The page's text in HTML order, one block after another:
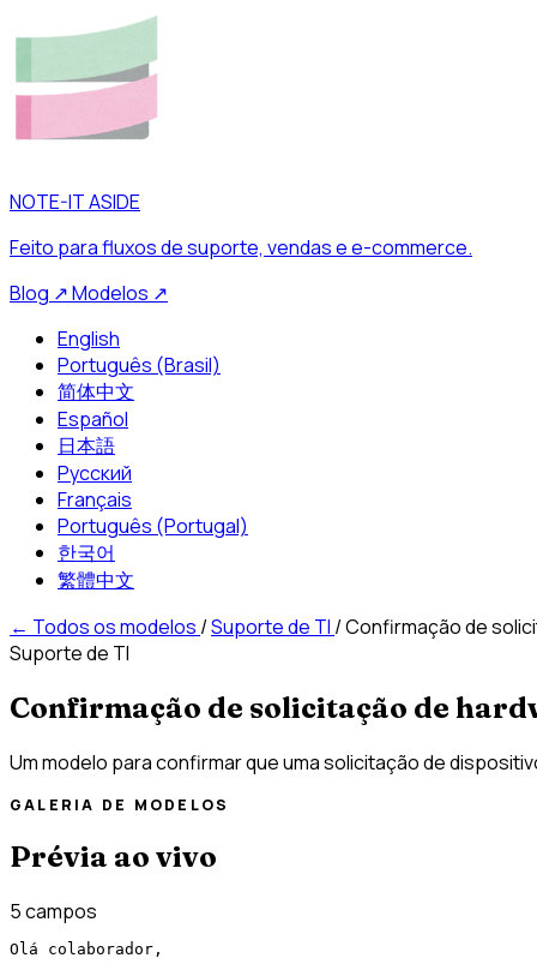
NOTE-IT ASIDE
Feito para fluxos de suporte, vendas e e-commerce.
Blog ↗Modelos ↗
English
Português (Brasil)
简体中文
Español
日本語
Русский
Français
Português (Portugal)
한국어
繁體中文
← Todos os modelos /Suporte de TI /Confirmação de
Suporte de TI
Confirmação de solicitação de
Um modelo para confirmar que uma solicitação de
GALERIA DE MODELOS
Prévia ao vivo
5 campos
Olá colaborador,